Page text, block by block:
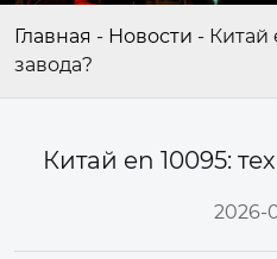
Главная - Новости - Китай
завода?
Китай en 10095:
2026-